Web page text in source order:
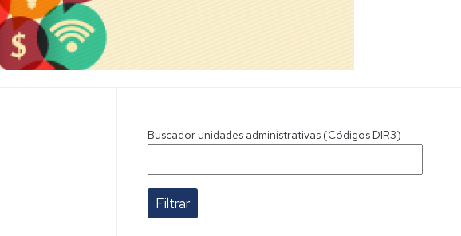
Buscador unidades administrativas (Códigos DIR3)